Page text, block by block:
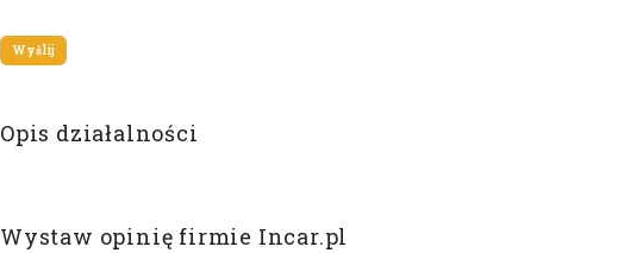
Opis działalności
Wystaw opinię firmie Incar.pl